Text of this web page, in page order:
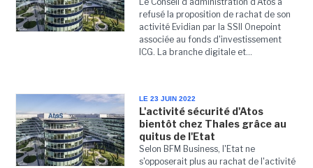
refusé la proposition de rachat de son
activité Evidian par la SSII Onepoint
associée au fonds d'investissement
ICG. La branche digitale et...
LE 23 JUIN 2022
L'activité sécurité d'Atos
bientôt chez Thales grâce au
quitus de l'Etat
Selon BFM Business, l'Etat ne
s'opposerait plus au rachat de l'activité